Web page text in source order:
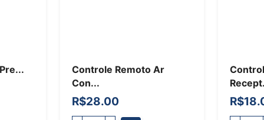
Controle Remoto Ar
Con...
R$28.00 R$